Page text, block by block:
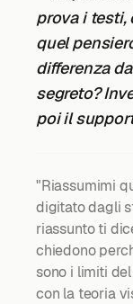
prova i testi,
quel
differenza
segreto?
poi il
"Riassumimi
digitato dagli
riassunto ti
chiedono
sono i limiti
con la teoria